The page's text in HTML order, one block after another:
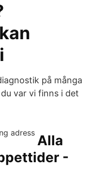
på många
var vi finns i det
Alla
-